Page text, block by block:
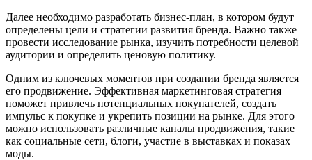
Далее необходимо разработать бизнес-план, в котором будут
определены цели и стратегии развития бренда. Важно также
провести исследование рынка, изучить потребности целевой
аудитории и определить ценовую политику.
Одним из ключевых моментов при создании бренда является
его продвижение. Эффективная маркетинговая стратегия
поможет привлечь потенциальных покупателей, создать
импульс к покупке и укрепить позиции на рынке. Для этого
можно использовать различные каналы продвижения, такие
как социальные сети, блоги, участие в выставках и показах
моды.